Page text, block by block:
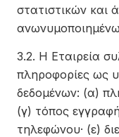
στατιστικών και
3.2. Η Εταιρεία
πληροφορίες ως
δεδομένων: (α)
(γ) τόπος
τηλεφώνου· (ε)